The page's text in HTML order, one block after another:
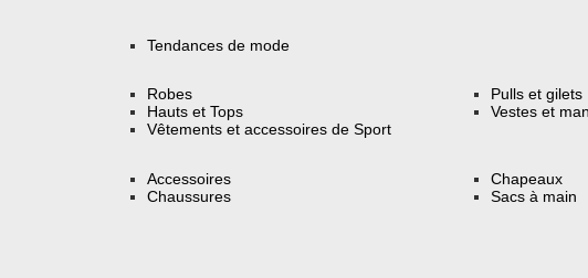
Tendances de mode
Robes
Hauts et Tops
Vêtements et accessoires de Sport
Pulls et gilets
Vestes et
Accessoires
Chaussures
Chapeaux
Sacs à main